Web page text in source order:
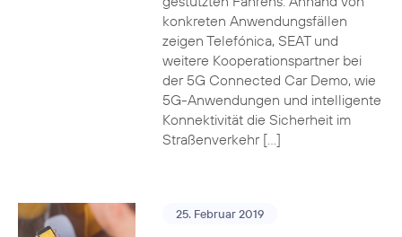
konkreten Anwendungsfällen
zeigen Telefónica, SEAT und
weitere Kooperationspartner bei
der 5G Connected Car Demo, wie
5G-Anwendungen und intelligente
Konnektivität die Sicherheit im
Straßenverkehr […]
25. Februar 2019